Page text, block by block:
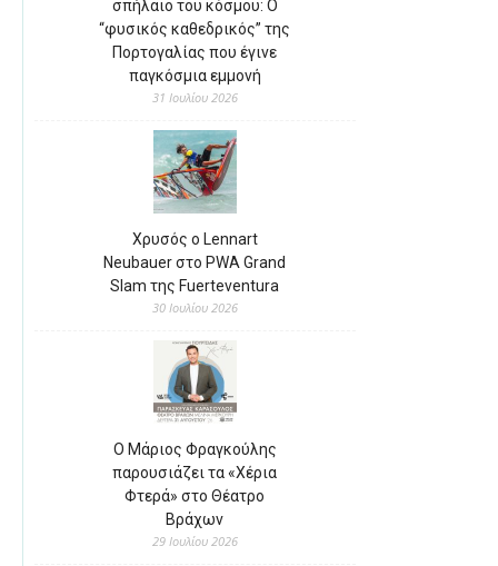
σπήλαιο του κόσμου: Ο
“φυσικός καθεδρικός” της
Πορτογαλίας που έγινε
παγκόσμια εμμονή
31 Ιουλίου 2026
Χρυσός ο Lennart
Neubauer στο PWA Grand
Slam της Fuerteventura
30 Ιουλίου 2026
Ο Μάριος Φραγκούλης
παρουσιάζει τα «Χέρια
Φτερά» στο Θέατρο
Βράχων
29 Ιουλίου 2026